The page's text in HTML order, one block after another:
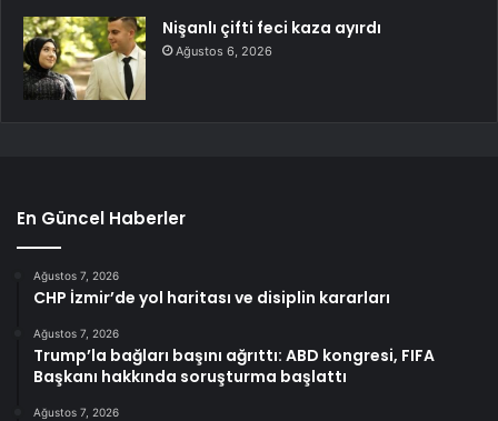
Nişanlı çifti feci kaza ayırdı
Ağustos 6, 2026
En Güncel Haberler
Ağustos 7, 2026
CHP İzmir’de yol haritası ve disiplin kararları
Ağustos 7, 2026
Trump’la bağları başını ağrıttı: ABD kongresi, FIFA
Başkanı hakkında soruşturma başlattı
Ağustos 7, 2026